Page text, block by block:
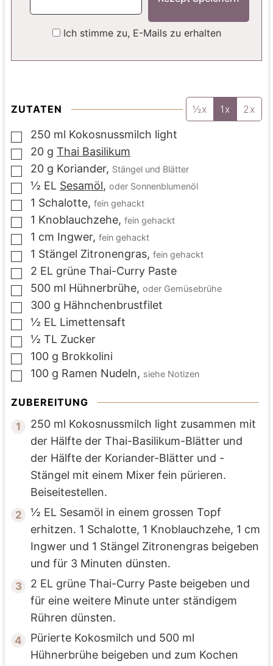
Ich stimme zu, E-Mails zu erhalten
ZUTATEN ½x 1x 2x
▢
250 ml Kokosnussmilch light
▢
20 g Thai Basilikum
▢
20 g Koriander, Stängel und Blätter
▢
½ EL Sesamöl, oder Sonnenblumenöl
▢
1 Schalotte, fein gehackt
▢
1 Knoblauchzehe, fein gehackt
▢
1 cm Ingwer, fein gehackt
▢
1 Stängel Zitronengras, fein gehackt
▢
2 EL grüne Thai-Curry Paste
▢
500 ml Hühnerbrühe, oder Gemüsebrühe
▢
300 g Hähnchenbrustfilet
▢
½ EL Limettensaft
▢
½ TL Zucker
▢
100 g Brokkolini
▢
100 g Ramen Nudeln, siehe Notizen
ZUBEREITUNG
250 ml Kokosnussmilch light zusammen mit
der Hälfte der Thai-Basilikum-Blätter und
der Hälfte der Koriander-Blätter und -
Stängel mit einem Mixer fein pürieren.
Beiseitestellen.
½ EL Sesamöl in einem grossen Topf
erhitzen. 1 Schalotte, 1 Knoblauchzehe, 1 cm
Ingwer und 1 Stängel Zitronengras beigeben
und für 3 Minuten dünsten.
2 EL grüne Thai-Curry Paste beigeben und
für eine weitere Minute unter ständigem
Rühren dünsten.
Pürierte Kokosmilch und 500 ml
Hühnerbrühe beigeben und zum Kochen